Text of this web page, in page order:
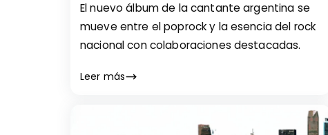
El nuevo álbum de la cantante argentina se
mueve entre el poprock y la esencia del rock
nacional con colaboraciones destacadas.
Leer más